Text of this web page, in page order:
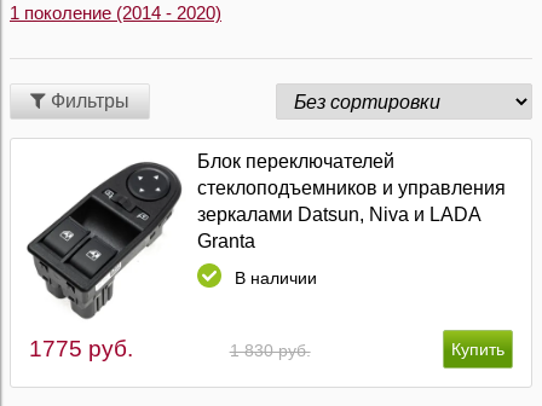
1 поколение (2014 - 2020)
Фильтры
Блок переключателей
стеклоподъемников и управления
зеркалами Datsun, Niva и LADA
Granta
В наличии
1 830 руб.
1775 руб.